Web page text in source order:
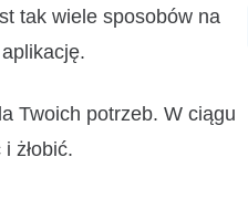
tak wiele sposobów na
Twoich potrzeb. W ciągu
żłobić.